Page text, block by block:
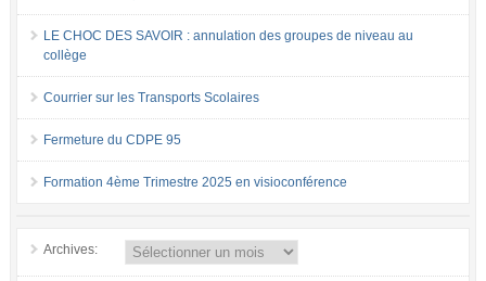
LE CHOC DES SAVOIR : annulation des groupes de niveau au
collège
Courrier sur les Transports Scolaires
Fermeture du CDPE 95
Formation 4ème Trimestre 2025 en visioconférence
Archives: